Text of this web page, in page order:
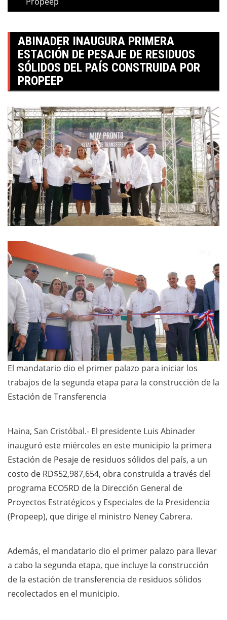
ABINADER INAUGURA PRIMERA
ESTACIÓN DE PESAJE DE RESIDUOS
SÓLIDOS DEL PAÍS CONSTRUIDA POR
PROPEEP
El mandatario dio el primer palazo para iniciar los
trabajos de la segunda etapa para la construcción de la
Estación de Transferencia
Haina, San Cristóbal.- El presidente Luis Abinader
inauguró este miércoles en este municipio la primera
Estación de Pesaje de residuos sólidos del país, a un
costo de RD$52,987,654, obra construida a través del
programa ECO5RD de la Dirección General de
Proyectos Estratégicos y Especiales de la Presidencia
(Propeep), que dirige el ministro Neney Cabrera.
Además, el mandatario dio el primer palazo para llevar
a cabo la segunda etapa, que incluye la construcción
de la estación de transferencia de residuos sólidos
recolectados en el municipio.